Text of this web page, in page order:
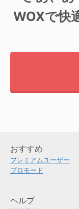
WOXで快
おすすめ
プレミアムユーザー
プロモード
ヘルプ